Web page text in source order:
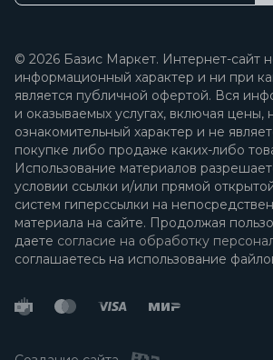
© 2026 Базис Маркет. Интернет-сайт
информационный характер и ни при
является публичной офертой. Вся
и оказываемых услугах, включая цены,
ознакомительный характер и не
покупке либо продаже каких-либо
Использование материалов
условии ссылки и/или прямой
систем гиперссылки на
материала на сайте. Продолжая
даете согласие на обработку
соглашаетесь на использование